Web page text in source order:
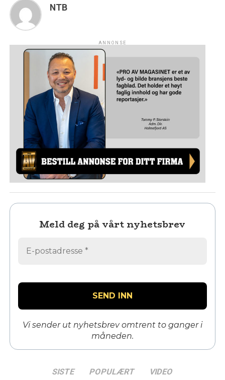
NTB
ANNONSE
Meld deg på vårt nyhetsbrev
Vi sender ut nyhetsbrev omtrent to ganger i
måneden.
SISTE POPULÆRT VIDEO